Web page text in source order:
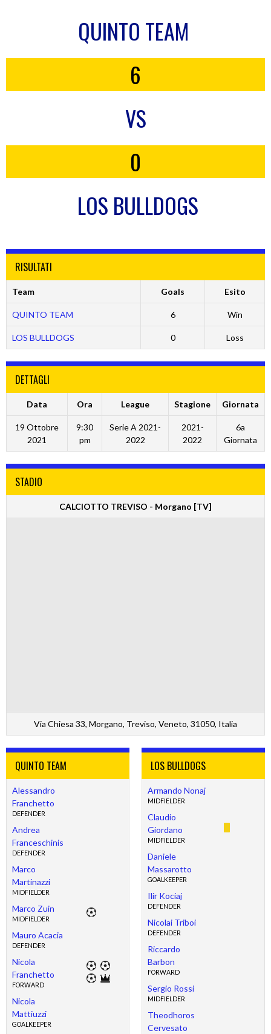
QUINTO TEAM
6
VS
0
LOS BULLDOGS
RISULTATI
Team Goals Esito
QUINTO TEAM 6 Win
LOS BULLDOGS 0 Loss
DETTAGLI
Data Ora League Stagione Giornata
19 Ottobre
2021
9:30
pm
Serie A 2021-
2022
2021-
2022
6a
Giornata
STADIO
CALCIOTTO TREVISO - Morgano [TV]
Via Chiesa 33, Morgano, Treviso, Veneto, 31050, Italia
QUINTO TEAM
Alessandro
Franchetto
DEFENDER
Andrea
Franceschinis
DEFENDER
Marco
Martinazzi
MIDFIELDER
Marco Zuin
MIDFIELDER
Mauro Acacia
DEFENDER
Nicola
Franchetto
FORWARD
Nicola
Mattiuzzi
GOALKEEPER
LOS BULLDOGS
Armando Nonaj
MIDFIELDER
Claudio
Giordano
MIDFIELDER
Daniele
Massarotto
GOALKEEPER
Ilir Kociaj
DEFENDER
Nicolai Triboi
DEFENDER
Riccardo
Barbon
FORWARD
Sergio Rossi
MIDFIELDER
Theodhoros
Cervesato